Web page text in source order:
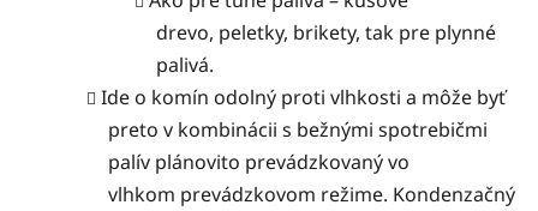
drevo, peletky, brikety, tak pre plynné
palivá.
Ide o komín odolný proti vlhkosti a môže byť
preto v kombinácii s bežnými spotrebičmi
palív plánovito prevádzkovaný vo
vlhkom prevádzkovom režime. Kondenzačný